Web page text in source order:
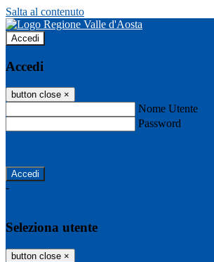
Salta al contenuto
Accedi
Accedi
button close ×
Nome Utente
Password
-
Seleziona utente
button close ×